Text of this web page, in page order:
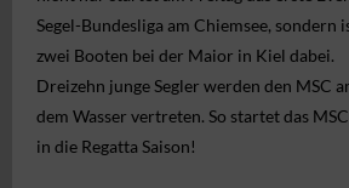
Regatten
MSC Shop
MSC Racing Team is coming
Segel-Bundesliga am Chiemsee, sondern
zwei Booten bei der Maior in Kiel dabei.
Dreizehn junge Segler werden den MSC
dem Wasser vertreten. So startet das
in die Regatta Saison!